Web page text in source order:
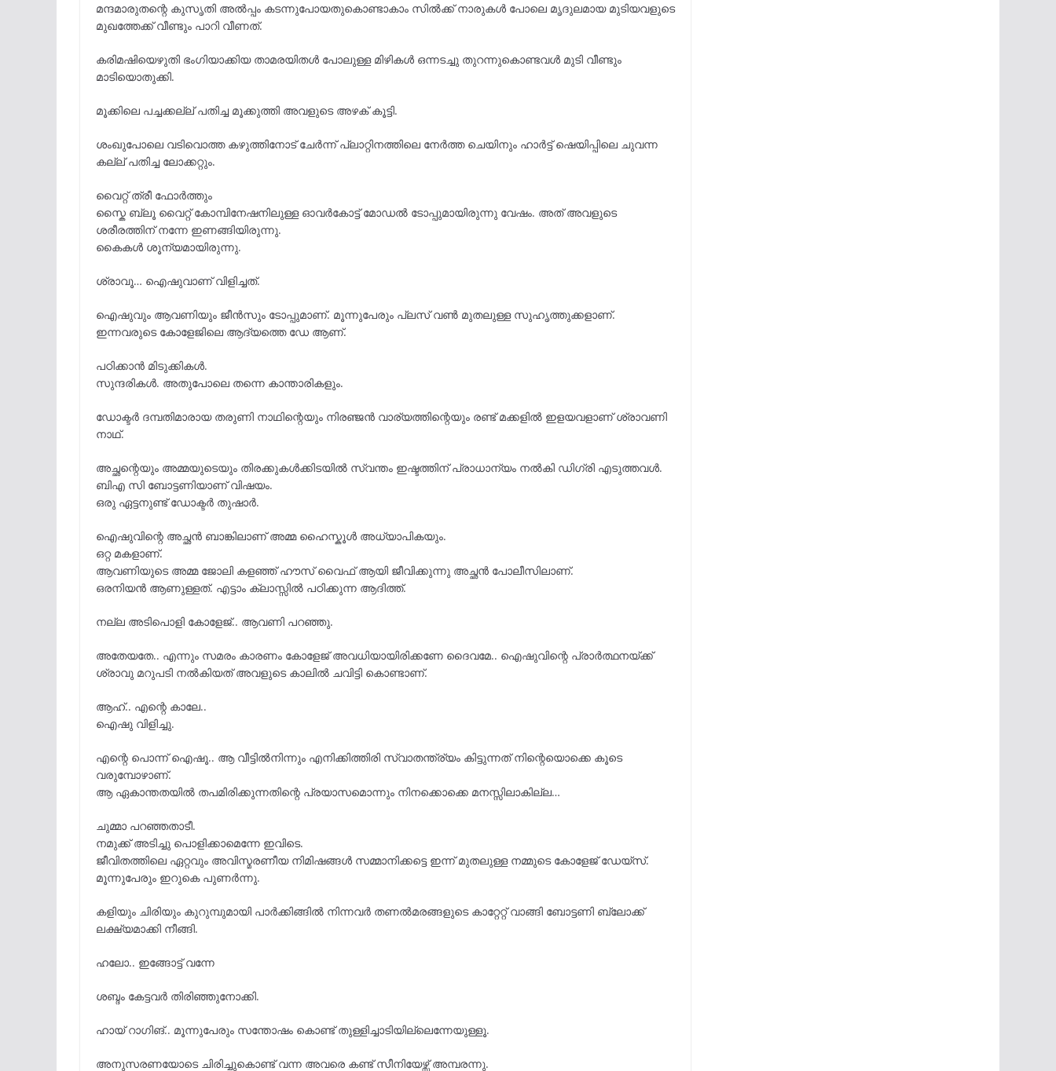
മന്ദമാരുതന്റെ കുസൃതി അൽപ്പം കടന്നുപോയതുകൊണ്ടാകാം സിൽക്ക് നാരുകൾ പോലെ മൃദുലമായ മുടിയവളുടെ
മുഖത്തേക്ക് വീണ്ടും പാറി വീണത്.
കരിമഷിയെഴുതി ഭംഗിയാക്കിയ താമരയിതൾ പോലുള്ള മിഴികൾ ഒന്നടച്ചു തുറന്നുകൊണ്ടവൾ മുടി വീണ്ടും
മാടിയൊതുക്കി.
മൂക്കിലെ പച്ചക്കല്ല് പതിച്ച മൂക്കുത്തി അവളുടെ അഴക് കൂട്ടി.
ശംഖുപോലെ വടിവൊത്ത കഴുത്തിനോട് ചേർന്ന് പ്ലാറ്റിനത്തിലെ നേർത്ത ചെയിനും ഹാർട്ട്‌ ഷെയിപ്പിലെ ചുവന്ന
കല്ല് പതിച്ച ലോക്കറ്റും.
വൈറ്റ് ത്രീ ഫോർത്തും
സ്കൈ ബ്ലൂ വൈറ്റ് കോമ്പിനേഷനിലുള്ള ഓവർകോട്ട് മോഡൽ ടോപ്പുമായിരുന്നു വേഷം. അത് അവളുടെ
ശരീരത്തിന് നന്നേ ഇണങ്ങിയിരുന്നു.
കൈകൾ ശൂന്യമായിരുന്നു.
ശ്രാവൂ… ഐഷുവാണ് വിളിച്ചത്.
ഐഷുവും ആവണിയും ജീൻസും ടോപ്പുമാണ്. മൂന്നുപേരും പ്ലസ് വൺ മുതലുള്ള സുഹൃത്തുക്കളാണ്.
ഇന്നവരുടെ കോളേജിലെ ആദ്യത്തെ ഡേ ആണ്.
പഠിക്കാൻ മിടുക്കികൾ.
സുന്ദരികൾ. അതുപോലെ തന്നെ കാന്താരികളും.
ഡോക്ടർ ദമ്പതിമാരായ തരുണി നാഥിന്റെയും നിരഞ്ജൻ വാര്യത്തിന്റെയും രണ്ട് മക്കളിൽ ഇളയവളാണ് ശ്രാവണി
നാഥ്‌.
അച്ഛന്റെയും അമ്മയുടെയും തിരക്കുകൾക്കിടയിൽ സ്വന്തം ഇഷ്ടത്തിന് പ്രാധാന്യം നൽകി ഡിഗ്രി എടുത്തവൾ.
ബിഎ സി ബോട്ടണിയാണ് വിഷയം.
ഒരു ഏട്ടനുണ്ട് ഡോക്ടർ തുഷാർ.
ഐഷുവിന്റെ അച്ഛൻ ബാങ്കിലാണ് അമ്മ ഹൈസ്കൂൾ അധ്യാപികയും.
ഒറ്റ മകളാണ്.
ആവണിയുടെ അമ്മ ജോലി കളഞ്ഞ് ഹൗസ് വൈഫ് ആയി ജീവിക്കുന്നു അച്ഛൻ പോലീസിലാണ്.
ഒരനിയൻ ആണുള്ളത്. എട്ടാം ക്ലാസ്സിൽ പഠിക്കുന്ന ആദിത്ത്.
നല്ല അടിപൊളി കോളേജ്.. ആവണി പറഞ്ഞു.
അതേയതേ.. എന്നും സമരം കാരണം കോളേജ് അവധിയായിരിക്കണേ ദൈവമേ.. ഐഷുവിന്റെ പ്രാർത്ഥനയ്ക്ക്
ശ്രാവു മറുപടി നൽകിയത് അവളുടെ കാലിൽ ചവിട്ടി കൊണ്ടാണ്.
ആഹ്.. എന്റെ കാലേ..
ഐഷു വിളിച്ചു.
എന്റെ പൊന്ന് ഐഷൂ.. ആ വീട്ടിൽനിന്നും എനിക്കിത്തിരി സ്വാതന്ത്ര്യം കിട്ടുന്നത് നിന്റെയൊക്കെ കൂടെ
വരുമ്പോഴാണ്.
ആ ഏകാന്തതയിൽ തപമിരിക്കുന്നതിന്റെ പ്രയാസമൊന്നും നിനക്കൊക്കെ മനസ്സിലാകില്ല…
ചുമ്മാ പറഞ്ഞതാടീ.
നമുക്ക് അടിച്ചു പൊളിക്കാമെന്നേ ഇവിടെ.
ജീവിതത്തിലെ ഏറ്റവും അവിസ്മരണീയ നിമിഷങ്ങൾ സമ്മാനിക്കട്ടെ ഇന്ന് മുതലുള്ള നമ്മുടെ കോളേജ് ഡേയ്‌സ്.
മൂന്നുപേരും ഇറുകെ പുണർന്നു.
കളിയും ചിരിയും കുറുമ്പുമായി പാർക്കിങ്ങിൽ നിന്നവർ തണൽമരങ്ങളുടെ കാറ്റേറ്റ് വാങ്ങി ബോട്ടണി ബ്ലോക്ക്‌
ലക്ഷ്യമാക്കി നീങ്ങി.
ഹലോ.. ഇങ്ങോട്ട് വന്നേ
ശബ്ദം കേട്ടവർ തിരിഞ്ഞുനോക്കി.
ഹായ് റാഗിങ്.. മൂന്നുപേരും സന്തോഷം കൊണ്ട് തുള്ളിച്ചാടിയില്ലെന്നേയുള്ളൂ.
അനുസരണയോടെ ചിരിച്ചുകൊണ്ട് വന്ന അവരെ കണ്ട് സീനിയേഴ്സ് അമ്പരന്നു.